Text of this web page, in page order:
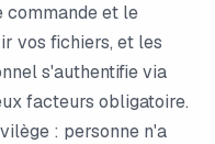
commande et le
vos fichiers, et les
s'authentifie via
facteurs obligatoire.
: personne n'a